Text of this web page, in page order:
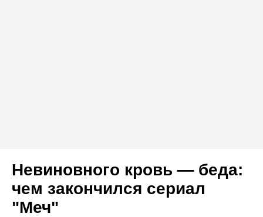
Невиновного кровь — беда:
чем закончился сериал
"Меч"